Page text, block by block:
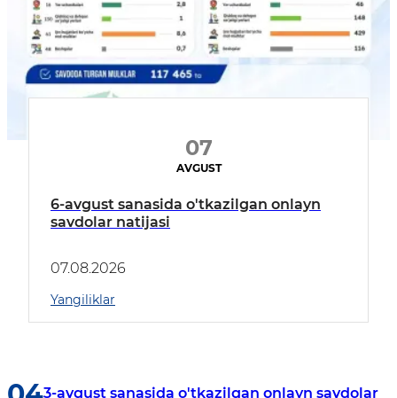
07
AVGUST
6-avgust sanasida o'tkazilgan onlayn
savdolar natijasi
07.08.2026
Yangiliklar
3-avgust sanasida o'tkazilgan onlayn savdolar